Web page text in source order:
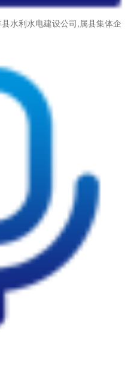
水利水电建设公司,属县集体企